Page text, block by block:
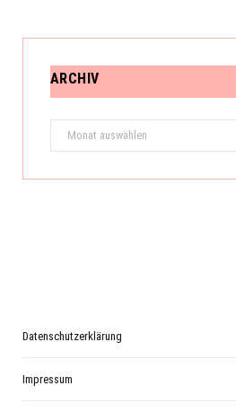
ARCHIV
Archiv
Datenschutzerklärung
Impressum